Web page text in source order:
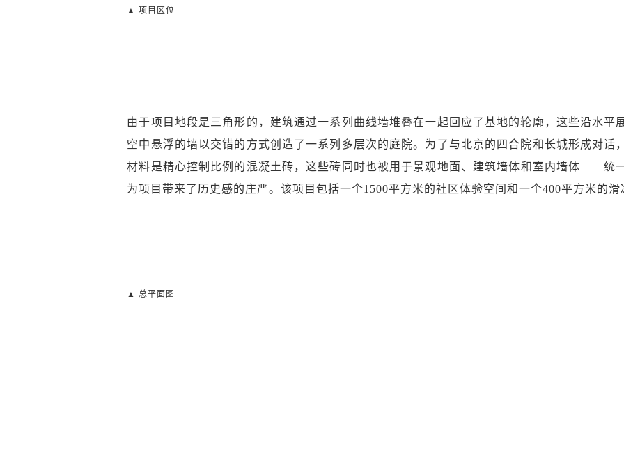
▲ 项目区位
由于项目地段是三角形的，建筑通过一系列曲线墙堆叠在一起回应了基地的轮廓，这些沿水平
空中悬浮的墙以交错的方式创造了一系列多层次的庭院。为了与北京的四合院和长城形成对话
材料是精心控制比例的混凝土砖，这些砖同时也被用于景观地面、建筑墙体和室内墙体——统
为项目带来了历史感的庄严。该项目包括一个1500平方米的社区体验空间和一个400平方米的滑
▲ 总平面图